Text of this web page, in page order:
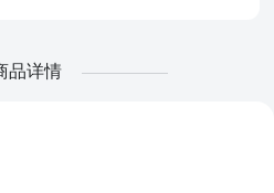
品详情